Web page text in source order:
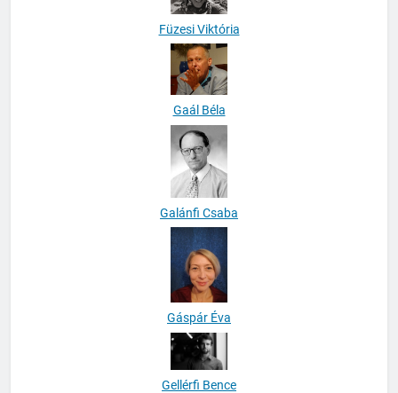
Füzesi Viktória
Gaál Béla
Galánfi Csaba
Gáspár Éva